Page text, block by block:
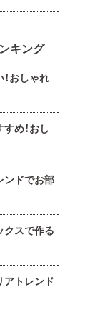
キング
おしゃれ
め！おし
ンドでお部
クスで作る
アトレンド